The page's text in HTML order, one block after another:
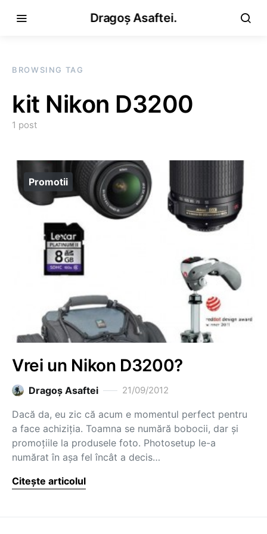
Dragoș Asaftei.
BROWSING TAG
kit Nikon D3200
1 post
Promotii
Vrei un Nikon D3200?
Dragoş Asaftei 21/09/2012
Dacă da, eu zic că acum e momentul perfect pentru
a face achiziția. Toamna se numără bobocii, dar și
promoțiile la produsele foto. Photosetup le-a
numărat în așa fel încât a decis…
Citește articolul